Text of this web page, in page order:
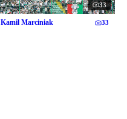
33
Kamil Marciniak 33